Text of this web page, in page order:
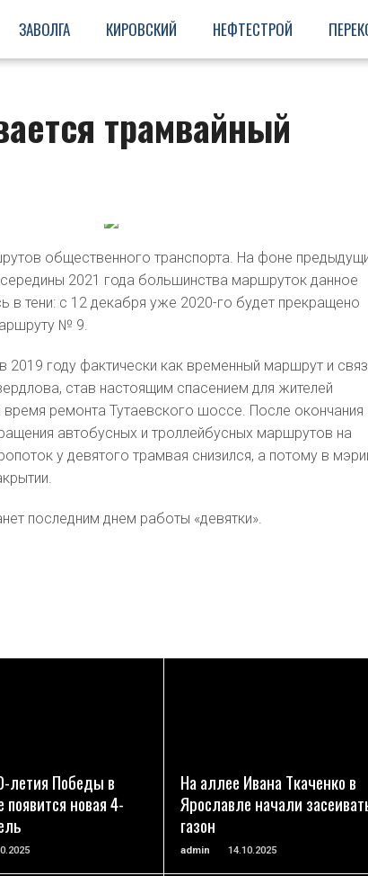
ЗАВОЛГА КИРОВСКИЙ НЕФТЕСТРОЙ
трамвайный
общественного транспорта. На фоне
2021 года большинства маршруток данное
в тени: с 12 декабря уже 2020-го будет прекращено
№ 9.
2019 году фактически как временный маршрут и
став настоящим спасением для жителей
ремонта Тутаевского шоссе. После окончания
автобусных и троллейбусных маршрутов на
у девятого трамвая снизился, а потому в
последним днем работы «девятки».
летия Победы в
новая 4-
На аллее Ивана Ткаченко в
Ярославле начали
газон
admin 14.10.2025